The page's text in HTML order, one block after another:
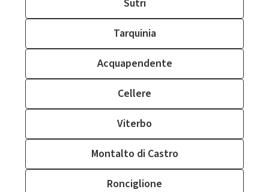
Sutri
Tarquinia
Acquapendente
Cellere
Viterbo
Montalto di Castro
Ronciglione